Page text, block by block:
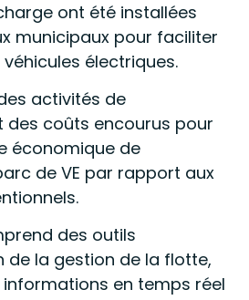
ont été installées
municipaux pour faciliter
électriques.
activités de
des coûts encourus pour
économique de
de VE par rapport aux
des outils
de la gestion de la flotte,
en temps réel